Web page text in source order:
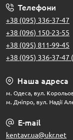
Телефони
+38 (095) 336-37-47
+38 (096) 150-23-55
+38 (095) 811-99-45
+38 (095) 336-37-47
Наша адреса
м. Одеса, вул.
м. Дніпро, вул. Надії
E-mail
kentavr.ua@ukr.net